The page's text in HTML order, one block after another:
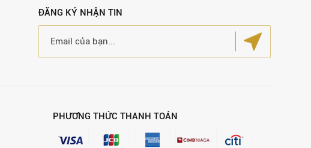
ĐĂNG KÝ NHẬN TIN
PHƯƠNG THỨC THANH TOÁN